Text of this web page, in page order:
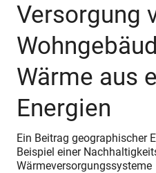
Versorgung
Wärme aus
Energien
Ein Beitrag geographischer
Beispiel einer
Wärmeversorgungssysteme